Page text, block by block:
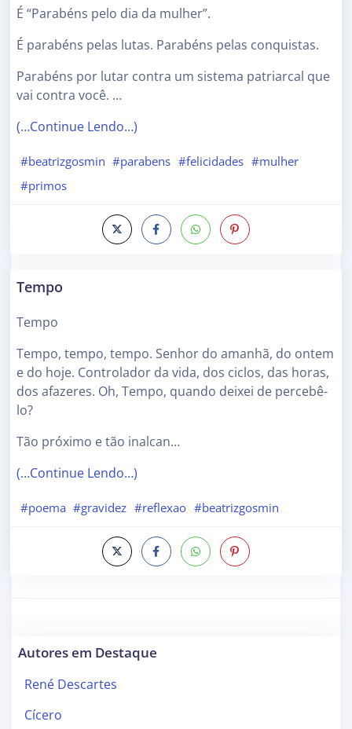
É “Parabéns pelo dia da mulher”.
É parabéns pelas lutas. Parabéns pelas conquistas.
Parabéns por lutar contra um sistema patriarcal que
vai contra você. …
(…Continue Lendo…)
#beatrizgosmin #parabens #felicidades #mulher
#primos
Tempo
Tempo
Tempo, tempo, tempo. Senhor do amanhã, do ontem
e do hoje. Controlador da vida, dos ciclos, das horas,
dos afazeres. Oh, Tempo, quando deixei de percebê-
lo?
Tão próximo e tão inalcan…
(…Continue Lendo…)
#poema #gravidez #reflexao #beatrizgosmin
Autores em Destaque
René Descartes
Cícero